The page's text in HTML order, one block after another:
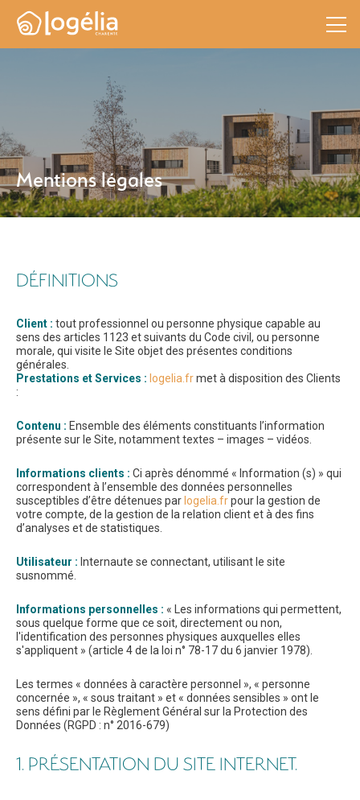
Mentions légales
DÉFINITIONS
Client : tout professionnel ou personne physique capable au
sens des articles 1123 et suivants du Code civil, ou personne
morale, qui visite le Site objet des présentes conditions
générales.
Prestations et Services : logelia.frmet à disposition des Clients
:
Contenu : Ensemble des éléments constituants l’information
présente sur le Site, notamment textes – images – vidéos.
Informations clients : Ci après dénommé « Information (s) » qui
correspondent à l’ensemble des données personnelles
susceptibles d’être détenues par logelia.frpour la gestion de
votre compte, de la gestion de la relation client et à des fins
d’analyses et de statistiques.
Utilisateur : Internaute se connectant, utilisant le site
susnommé.
Informations personnelles : « Les informations qui permettent,
sous quelque forme que ce soit, directement ou non,
l'identification des personnes physiques auxquelles elles
s'appliquent » (article 4 de la loi n° 78-17 du 6 janvier 1978).
Les termes « données à caractère personnel », « personne
concernée », « sous traitant » et « données sensibles » ont le
sens défini par le Règlement Général sur la Protection des
Données (RGPD : n° 2016-679)
1. PRÉSENTATION DU SITE INTERNET.